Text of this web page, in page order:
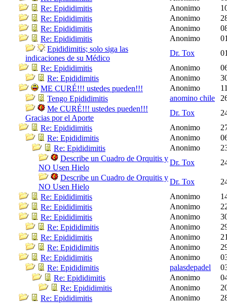
Re: Epididimitis
Anonimo
Re: Epididimitis
Anonimo
Re: Epididimitis
Anonimo
Re: Epididimitis
Anonimo
Epididimitis; solo siga las
indicaciones de su Médico
Dr. Tox
Re: Epididimitis
Anonimo
Re: Epididimitis
Anonimo
ME CURÉ!!! ustedes pueden!!!
Anonimo
Tengo Epididimitis
anomino chile
Me CURÉ!!! ustedes pueden!!!
Gracias por el Aporte
Dr. Tox
Re: Epididimitis
Anonimo
Re: Epididimitis
Anonimo
Re: Epididimitis
Anonimo
Describe un Cuadro de Orquitis y
NO Usen Hielo
Dr. Tox
Describe un Cuadro de Orquitis y
NO Usen Hielo
Dr. Tox
Re: Epididimitis
Anonimo
Re: Epididimitis
Anonimo
Re: Epididimitis
Anonimo
Re: Epididimitis
Anonimo
Re: Epididimitis
Anonimo
Re: Epididimitis
Anonimo
Re: Epididimitis
Anonimo
Re: Epididimitis
palasdepadel
Re: Epididimitis
Anonimo
Re: Epididimitis
Anonimo
Re: Epididimitis
Anonimo